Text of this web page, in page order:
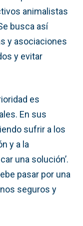
animalistas
busca así
y asociaciones
y evitar
es
En sus
sufrir a los
y a la
una solución’.
pasar por una
seguros y